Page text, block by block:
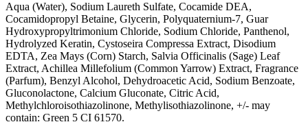
Aqua (Water), Sodium Laureth Sulfate, Cocamide DEA,
Cocamidopropyl Betaine, Glycerin, Polyquaternium-7, Guar
Hydroxypropyltrimonium Chloride, Sodium Chloride, Panthenol,
Hydrolyzed Keratin, Cystoseira Compressa Extract, Disodium
EDTA, Zea Mays (Corn) Starch, Salvia Officinalis (Sage) Leaf
Extract, Achillea Millefolium (Common Yarrow) Extract, Fragrance
(Parfum), Benzyl Alcohol, Dehydroacetic Acid, Sodium Benzoate,
Gluconolactone, Calcium Gluconate, Citric Acid,
Methylchloroisothiazolinone, Methylisothiazolinone, +/- may
contain: Green 5 CI 61570.